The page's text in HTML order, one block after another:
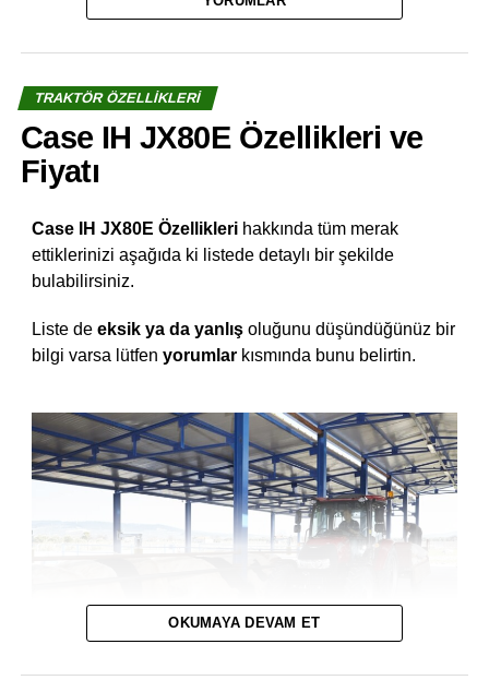
TRAKTÖR ÖZELLIKLERI
Case IH JX80E Özellikleri ve
Fiyatı
Case IH JX80E Özelliklerihakkında tüm merak
ettiklerinizi aşağıda ki listede detaylı bir şekilde
bulabilirsiniz.
Liste de eksik ya da yanlışoluğunu düşündüğünüz bir
bilgi varsa lütfen yorumlarkısmında bunu belirtin.
OKUMAYA DEVAM ET